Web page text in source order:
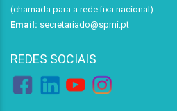
(chamada para a rede fixa nacional)
Email: secretariado@spmi.pt
REDES SOCIAIS